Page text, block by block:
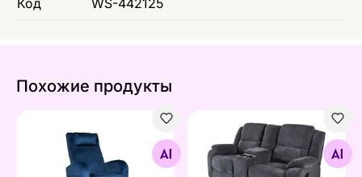
Похожие продукты
Sime Beds кресло Emma
Найдите похожие
2-местный диван recliner
Найдите похожие